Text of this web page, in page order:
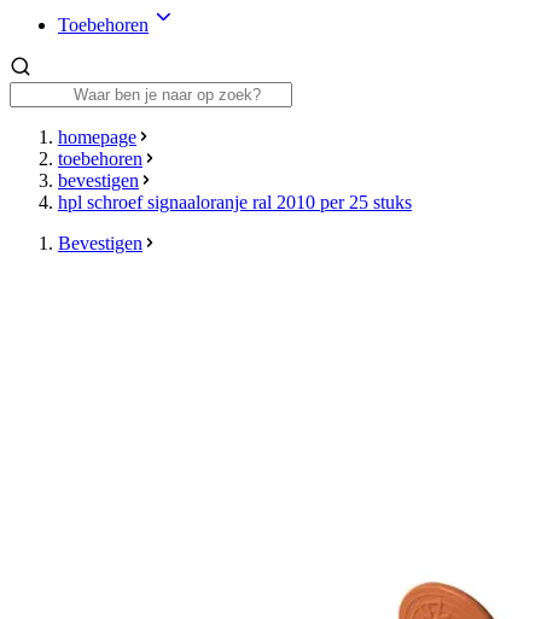
Toebehoren
homepage
toebehoren
bevestigen
hpl schroef signaaloranje ral 2010 per 25 stuks
Bevestigen